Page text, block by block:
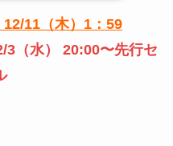
11（木）1：59
3（水） 20:00〜先行セ